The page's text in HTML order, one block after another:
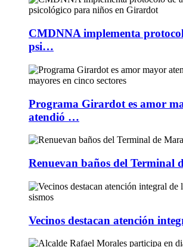
CMDNNA implementa
psi…
Programa Girardot es amor
atendió …
Renuevan baños del Terminal
Vecinos destacan atención